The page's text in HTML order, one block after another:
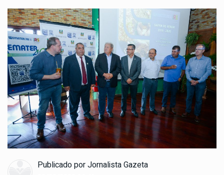
Publicado porJornalista Gazeta